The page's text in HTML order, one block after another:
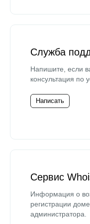
Служба
Напишите, если
консультация по
Написать
Сервис
Информация о
регистрации
администратора.